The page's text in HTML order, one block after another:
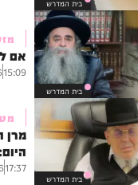
בית המדרש
בית המדרש
אם
15:09
בית המדרש
מרן
17:37